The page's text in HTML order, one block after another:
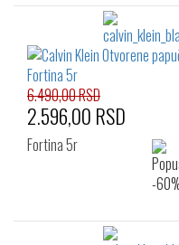
6.490,00 RSD
2.596,00 RSD
Fortina 5r